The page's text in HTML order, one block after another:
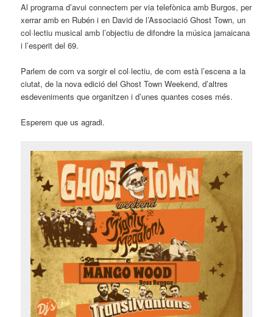
Al programa d’avui connectem per via telefònica amb Burgos, per
xerrar amb en Rubén i en David de l’AssociacióGhost Town, un
col·lectiu musical amb l’objectiu de difondre la música jamaicana
i l’esperit del 69.
Parlem de com va sorgir el col·lectiu, de com està l’escena a la
ciutat, de la nova edició delGhost Town Weekend, d’altres
esdeveniments que organitzen i d’unes quantes coses més.
Esperem que us agradi.